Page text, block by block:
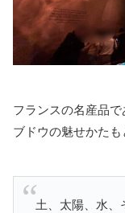
フランスの名産品で
ブドウの魅せかた
土、太陽、水、